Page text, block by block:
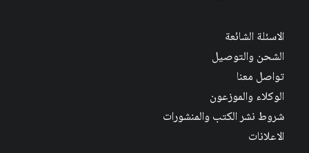
الاسئلة الشائعة
الشحن والتوصيل
تواصل معنا
الوكلاء والموزعون
شروط نشر الكتب والمنشورات
الاعلانات